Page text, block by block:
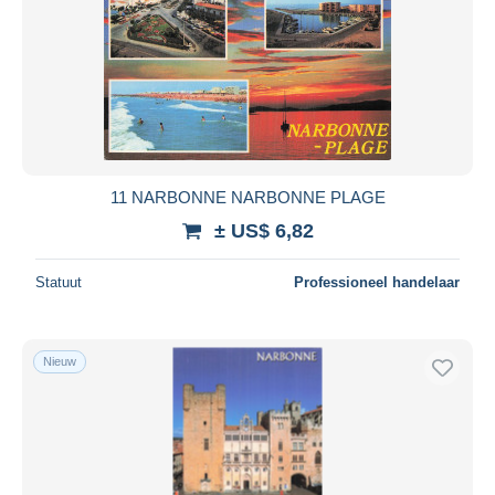
11 NARBONNE NARBONNE PLAGE
± US$ 6,82
Statuut Professioneel handelaar
Nieuw